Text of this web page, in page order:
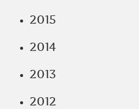
2015
2014
2013
2012